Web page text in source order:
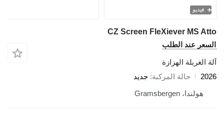
فيديو
CZ Screen FleXiever MS
عند الطلب
الغربلة الهزازة
حالة المركبة جديد
هولندا، Gramsbergen